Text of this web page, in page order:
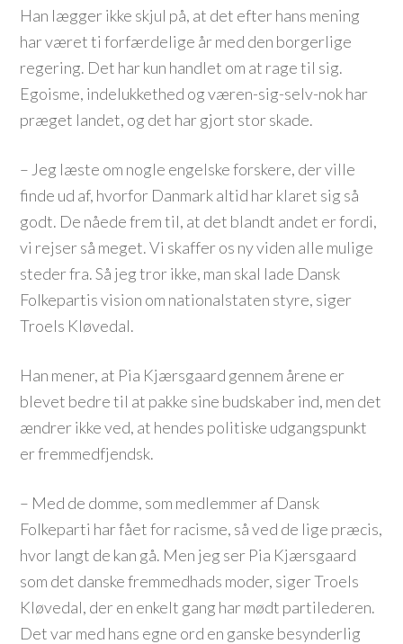
Han lægger ikke skjul på, at det efter hans mening
har været ti forfærdelige år med den borgerlige
regering. Det har kun handlet om at rage til sig.
Egoisme, indelukkethed og væren-sig-selv-nok har
præget landet, og det har gjort stor skade.
– Jeg læste om nogle engelske forskere, der ville
finde ud af, hvorfor Danmark altid har klaret sig så
godt. De nåede frem til, at det blandt andet er fordi,
vi rejser så meget. Vi skaffer os ny viden alle mulige
steder fra. Så jeg tror ikke, man skal lade Dansk
Folkepartis vision om nationalstaten styre, siger
Troels Kløvedal.
Han mener, at Pia Kjærsgaard gennem årene er
blevet bedre til at pakke sine budskaber ind, men det
ændrer ikke ved, at hendes politiske udgangspunkt
er fremmedfjendsk.
– Med de domme, som medlemmer af Dansk
Folkeparti har fået for racisme, så ved de lige præcis,
hvor langt de kan gå. Men jeg ser Pia Kjærsgaard
som det danske fremmedhads moder, siger Troels
Kløvedal, der en enkelt gang har mødt partilederen.
Det var med hans egne ord en ganske besynderlig